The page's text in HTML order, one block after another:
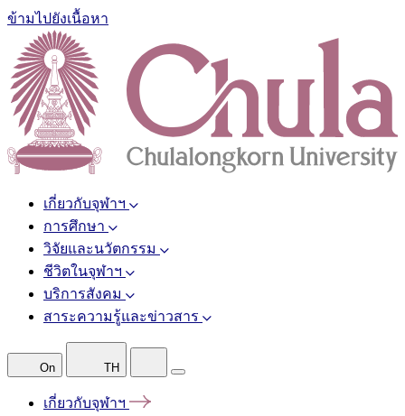
ข้ามไปยังเนื้อหา
เกี่ยวกับจุฬาฯ
การศึกษา
วิจัยและนวัตกรรม
ชีวิตในจุฬาฯ
บริการสังคม
สาระความรู้และข่าวสาร
On TH
เกี่ยวกับจุฬาฯ